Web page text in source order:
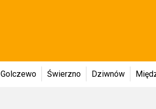
Golczewo Świerzno Dziwnów